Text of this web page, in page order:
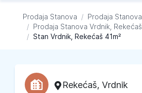
Prodaja Stanova / Prodaja Stanova
/ Prodaja Stanova Vrdnik, Rekećaš
/ Stan Vrdnik, Rekećaš 41m²
Rekećaš, Vrdnik